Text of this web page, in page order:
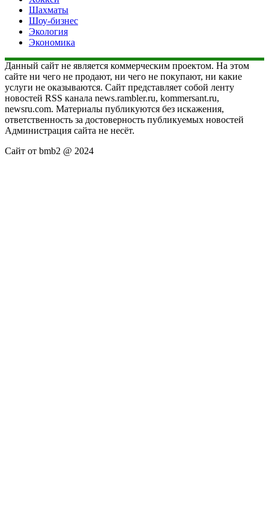
Шахматы
Шоу-бизнес
Экология
Экономика
Данный сайт не является коммерческим проектом. На этом
сайте ни чего не продают, ни чего не покупают, ни какие
услуги не оказываются. Сайт представляет собой ленту
новостей RSS канала news.rambler.ru, kommersant.ru,
newsru.com. Материалы публикуются без искажения,
ответственность за достоверность публикуемых новостей
Администрация сайта не несёт.
Сайт от bmb2 @ 2024